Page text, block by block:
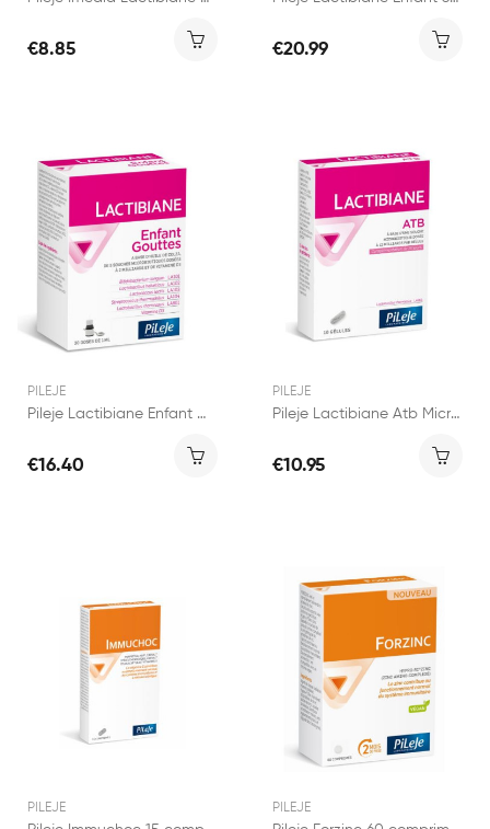
€8.85 €20.99
PILEJE
Pileje Lactibiane Enfant Gouttes 30ml
€16.40
PILEJE
Pileje Lactibiane Atb Micronutrition 10 gélules
€10.95
PILEJE PILEJE